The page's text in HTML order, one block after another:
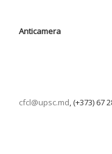
Anticamera
cfcl@upsc.md, (+373) 67